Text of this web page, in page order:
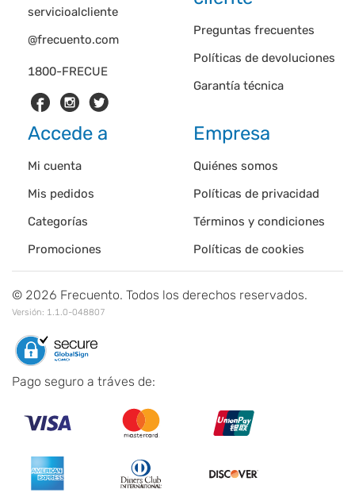
1800-FRECUE
servicioalcliente
@frecuento.com
Preguntas frecuentes
Políticas de devoluciones
Garantía técnica
Accede a
Mi cuenta
Mis pedidos
Categorías
Promociones
Empresa
Quiénes somos
Políticas de privacidad
Términos y condiciones
Políticas de cookies
© 2026 Frecuento. Todos los derechos reservados.
Versión: 1.1.0-048807
Pago seguro a tráves de: